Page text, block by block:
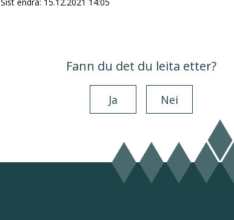
Fann du det du leita etter?
Ja Nei